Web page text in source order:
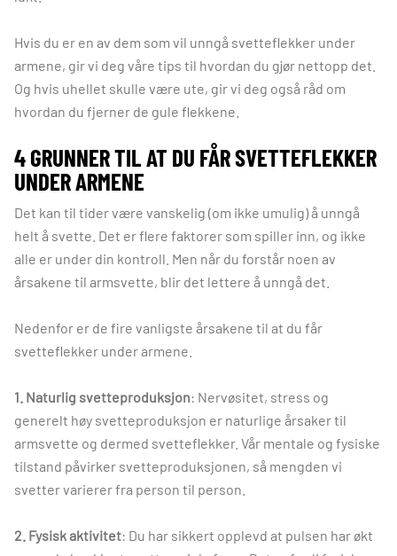
Hvis du er en av dem som vil unngå svetteflekker under
armene, gir vi deg våre tips til hvordan du gjør nettopp det.
Og hvis uhellet skulle være ute, gir vi deg også råd om
hvordan du fjerner de gule flekkene.
4 GRUNNER TIL AT DU FÅR SVETTEFLEKKER
UNDER ARMENE
Det kan til tider være vanskelig (om ikke umulig) å unngå
helt å svette. Det er flere faktorer som spiller inn, og ikke
alle er under din kontroll. Men når du forstår noen av
årsakene til armsvette, blir det lettere å unngå det.
Nedenfor er de fire vanligste årsakene til at du får
svetteflekker under armene.
1. Naturlig svetteproduksjon: Nervøsitet, stress og
generelt høy svetteproduksjon er naturlige årsaker til
armsvette og dermed svetteflekker. Vår mentale og fysiske
tilstand påvirker svetteproduksjonen, så mengden vi
svetter varierer fra person til person.
2. Fysisk aktivitet: Du har sikkert opplevd at pulsen har økt